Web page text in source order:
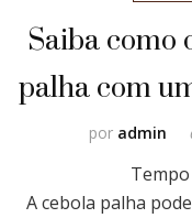
Saiba
palha com
por admin
A cebola palha